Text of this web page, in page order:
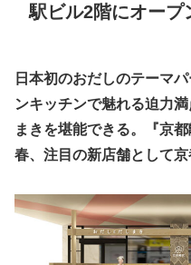
駅ビル2階にオープ
日本初のおだしのテーマ
ンキッチンで魅れる迫力
まきを堪能できる。『京
春、注目の新店舗として